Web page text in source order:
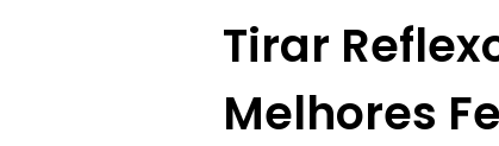
Tirar
Melhores